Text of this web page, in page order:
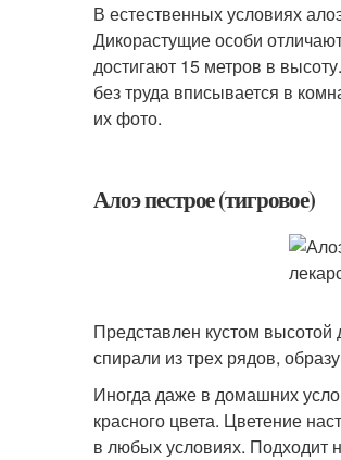
В естественных условиях
Дикорастущие особи
достигают 15 метров в
без труда вписывается в
их фото.
Алоэ пестрое (тигровое)
Представлен кустом
спирали из трех рядов,
Иногда даже в домашних
красного цвета. Цветение
в любых условиях. Подходит